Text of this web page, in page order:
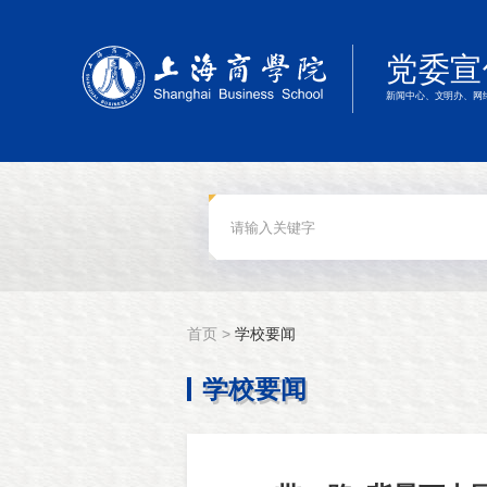
首页 > 学校要闻
学校要闻